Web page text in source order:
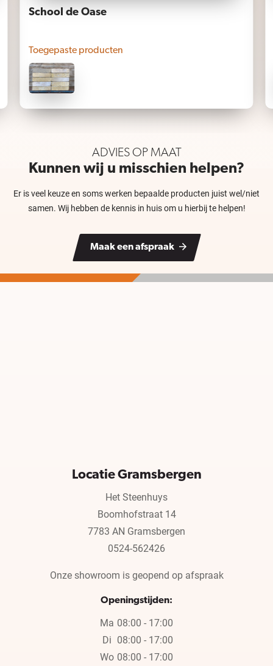
School de Oase
Toegepaste producten
ADVIES OP MAAT
Kunnen wij u misschien helpen?
Er is veel keuze en soms werken bepaalde producten juist wel/niet
samen. Wij hebben de kennis in huis om u hierbij te helpen!
Maak een afspraak
Locatie Gramsbergen
Het Steenhuys
Boomhofstraat 14
7783 AN Gramsbergen
0524-562426
Onze showroom is geopend op afspraak
Openingstijden:
Ma 08:00 - 17:00
Di 08:00 - 17:00
Wo 08:00 - 17:00